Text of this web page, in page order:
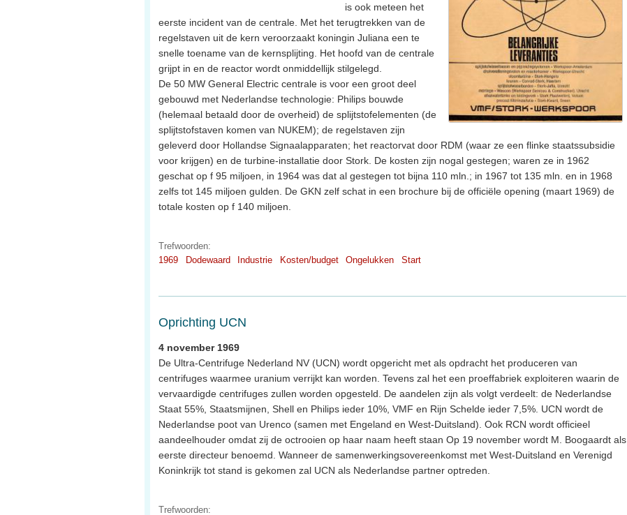
is ook meteen het
eerste incident van de centrale. Met het terugtrekken van de
regelstaven uit de kern veroorzaakt koningin Juliana een te
snelle toename van de kernsplijting. Het hoofd van de centrale
grijpt in en de reactor wordt onmiddellijk stilgelegd.
De 50 MW General Electric centrale is voor een groot deel
gebouwd met Nederlandse technologie: Philips bouwde
(helemaal betaald door de overheid) de splijtstofelementen (de
splijtstofstaven komen van NUKEM); de regelstaven zijn
geleverd door Hollandse Signaalapparaten; het reactorvat door RDM (waar ze een flinke staatssubsidie
voor krijgen) en de turbine-installatie door Stork. De kosten zijn nogal gestegen; waren ze in 1962
geschat op f 95 miljoen, in 1964 was dat al gestegen tot bijna 110 mln.; in 1967 tot 135 mln. en in 1968
zelfs tot 145 miljoen gulden. De GKN zelf schat in een brochure bij de officiële opening (maart 1969) de
totale kosten op f 140 miljoen.
Trefwoorden:
1969
Dodewaard Industrie Kosten/budget Ongelukken Start
Oprichting UCN
4 november 1969
De Ultra-Centrifuge Nederland NV (UCN) wordt opgericht met als opdracht het produceren van
centrifuges waarmee uranium verrijkt kan worden. Tevens zal het een proeffabriek exploiteren waarin de
vervaardigde centrifuges zullen worden opgesteld. De aandelen zijn als volgt verdeelt: de Nederlandse
Staat 55%, Staatsmijnen, Shell en Philips ieder 10%, VMF en Rijn Schelde ieder 7,5%. UCN wordt de
Nederlandse poot van Urenco (samen met Engeland en West-Duitsland). Ook RCN wordt officieel
aandeelhouder omdat zij de octrooien op haar naam heeft staan Op 19 november wordt M. Boogaardt als
eerste directeur benoemd. Wanneer de samenwerkingsovereenkomst met West-Duitsland en Verenigd
Koninkrijk tot stand is gekomen zal UCN als Nederlandse partner optreden.
Trefwoorden: